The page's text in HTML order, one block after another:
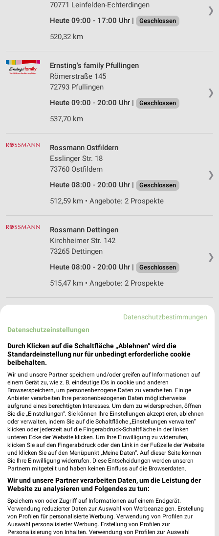
❯
70771 Leinfelden-Echterdingen
Heute 09:00 - 17:00 Uhr |
Geschlossen
520,32 km
❯
Ernsting's family Pfullingen
Römerstraße 145
72793 Pfullingen
Heute 09:00 - 20:00 Uhr |
Geschlossen
537,70 km
❯
Rossmann Ostfildern
Esslinger Str. 18
73760 Ostfildern
Heute 08:00 - 20:00 Uhr |
Geschlossen
512,59 km • Angebote: 2 Prospekte
❯
Rossmann Dettingen
Kirchheimer Str. 142
73265 Dettingen
Heute 08:00 - 20:00 Uhr |
Geschlossen
515,47 km • Angebote: 2 Prospekte
73760 Ostfildern
Heute 09:00 - 17:00 Uhr | Geschlossen
Rossmann Kirchheim
Stuttgarter Str. 1
73230 Kirchheim
Heute 08:00 - 21:00 Uhr | Geschlossen
513,10 km • Angebote: 2 Prospekte
Ernsting's family Kirchheim Teck
Stuttgarter Str. 2
73230 Kirchheim Teck
Heute 09:00 - 18:00 Uhr | Geschlossen
513,00 km
Datenschutzbestimmungen
Datenschutzeinstellungen
Durch Klicken auf die Schaltfläche „Ablehnen“ wird die
Standardeinstellung nur für unbedingt erforderliche cookie
beibehalten.
Wir und unsere Partner speichern und/oder greifen auf Informationen auf
einem Gerät zu, wie z. B. eindeutige IDs in cookie und anderen
Browserspeichern, um personenbezogene Daten zu verarbeiten. Einige
Anbieter verarbeiten Ihre personenbezogenen Daten möglicherweise
aufgrund eines berechtigten Interesses. Um dem zu widersprechen, öffnen
Sie die „Einstellungen“. Sie können Ihre Einstellungen akzeptieren, ablehnen
oder verwalten, indem Sie auf die Schaltfläche „Einstellungen verwalten“
klicken oder jederzeit auf die Fingerabdruck-Schaltfläche in der linken
unteren Ecke der Website klicken. Um Ihre Einwilligung zu widerrufen,
klicken Sie auf den Fingerabdruck oder den Link in der Fußzeile der Website
und klicken Sie auf den Menüpunkt „Meine Daten“. Auf dieser Seite können
Sie Ihre Einwilligung widerrufen. Diese Entscheidungen werden unseren
Partnern mitgeteilt und haben keinen Einfluss auf die Browserdaten.
Wir und unsere Partner verarbeiten Daten, um die Leistung der
Website zu analysieren und Folgendes zu tun:
Speichern von oder Zugriff auf Informationen auf einem Endgerät.
Verwendung reduzierter Daten zur Auswahl von Werbeanzeigen. Erstellung
von Profilen für personalisierte Werbung. Verwendung von Profilen zur
Auswahl personalisierter Werbung. Erstellung von Profilen zur
Personalisierung von Inhalten. Verwendung von Profilen zur Auswahl